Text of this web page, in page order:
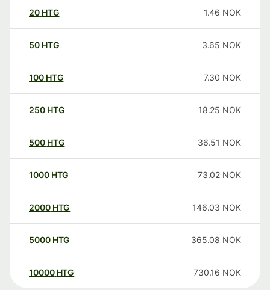
20 HTG 1.46 NOK
50 HTG 3.65 NOK
100 HTG 7.30 NOK
250 HTG 18.25 NOK
500 HTG 36.51 NOK
1000 HTG 73.02 NOK
2000 HTG 146.03 NOK
5000 HTG 365.08 NOK
10000 HTG 730.16 NOK